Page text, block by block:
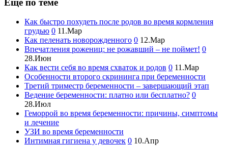
Как быстро похудеть после родов во время кормления
грудью 0 11.Мар
Как пеленать новорожденного 0 12.Мар
Впечатления рожениц: не рожавший – не поймет! 0
28.Июн
Как вести себя во время схваток и родов 0 11.Мар
Особенности второго скрининга при беременности
Третий триместр беременности – завершающий этап
Ведение беременности: платно или бесплатно? 0
28.Июл
Геморрой во время беременности: причины, симптомы
и лечение
УЗИ во время беременности
Интимная гигиена у девочек 0 10.Апр